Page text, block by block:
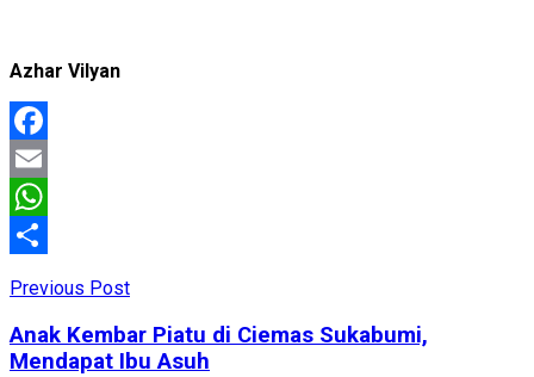
Azhar Vilyan
Facebook
Email
WhatsApp
Previous Post
Anak Kembar Piatu di Ciemas Sukabumi,
Mendapat Ibu Asuh